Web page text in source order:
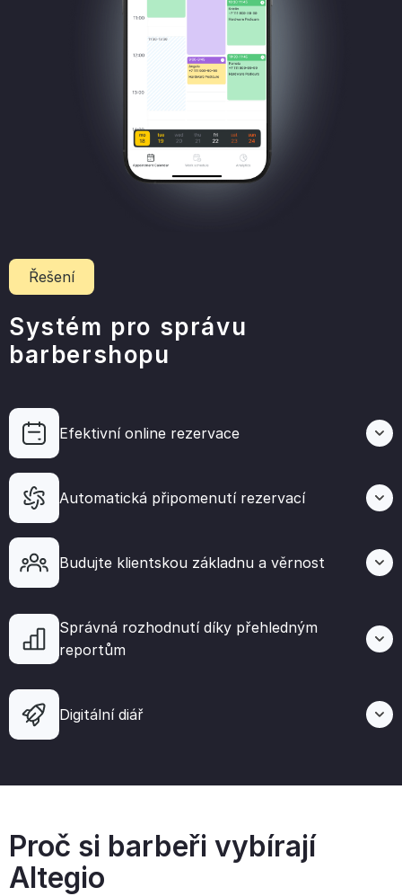
Řešení
Systém pro správu
barbershopu
Efektivní online rezervace
Automatická připomenutí rezervací
Budujte klientskou základnu a věrnost
Správná rozhodnutí díky přehledným
reportům
Digitální diář
Proč si barbeři vybírají
Altegio